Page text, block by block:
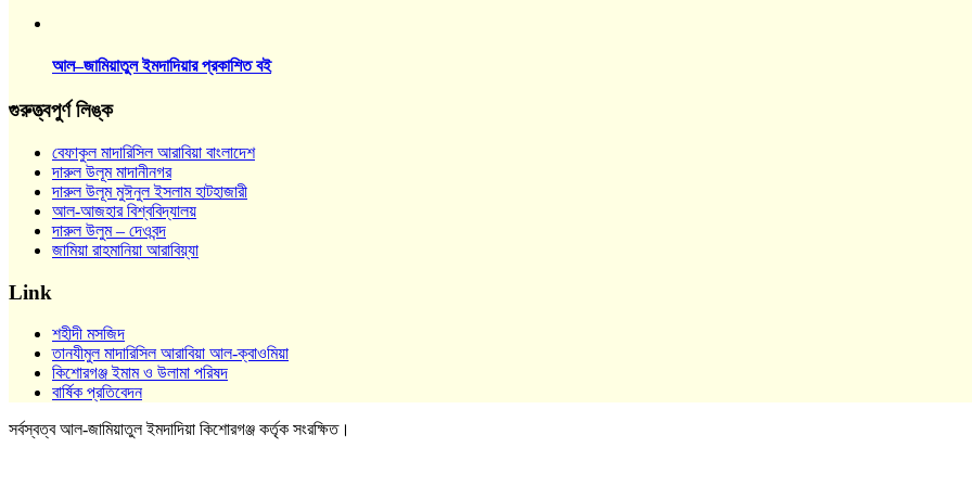
আল–জামিয়াতুল ইমদাদিয়ার প্রকাশিত বই
গুরুত্ত্বপুর্ণ লিঙ্ক
বেফাকুল মাদারিসিল আরাবিয়া বাংলাদেশ
দারুল উলূম মাদানীনগর
দারুল উলূম মুঈনুল ইসলাম হাটহাজারী
আল-আজহার বিশ্ববিদ্যালয়
দারুল উলুম – দেওবন্দ
জামিয়া রাহমানিয়া আরাবিয়্যা
Link
শহীদী মসজিদ
তানযীমুল মাদারিসিল আরাবিয়া আল-ক্বাওমিয়া
কিশোরগঞ্জ ইমাম ও উলামা পরিষদ
বার্ষিক প্রতিবেদন
সর্বস্বত্ব আল-জামিয়াতুল ইমদাদিয়া কিশোরগঞ্জ কর্তৃক সংরক্ষিত।